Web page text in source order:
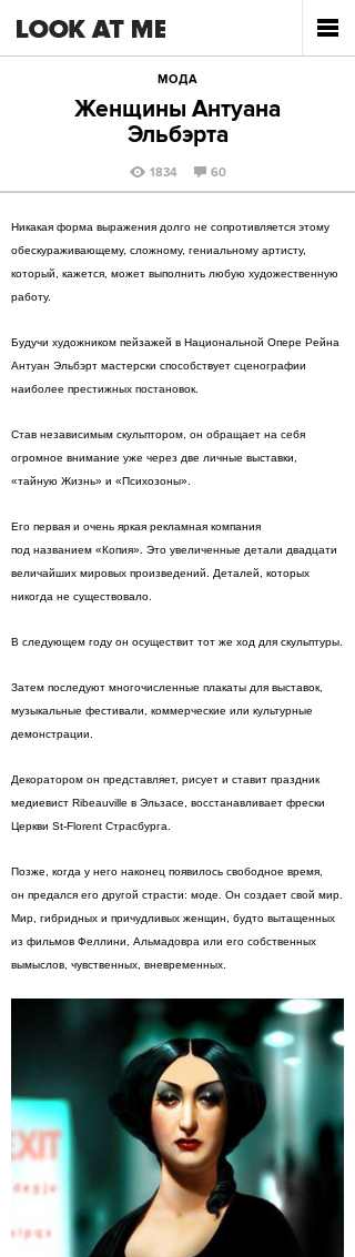
МОДА
Женщины Антуана
Эльбэрта
1834 60
Никакая форма выражения долго не сопротивляется этому
обескураживающему, сложному, гениальному артисту,
который, кажется, может выполнить любую художественную
работу.
Будучи художником пейзажей в Национальной Опере Рейна
Антуан Эльбэрт мастерски способствует сценографии
наиболее престижных постановок.
Став независимым скульптором, он обращает на себя
огромное внимание уже через две личные выставки,
«тайную Жизнь» и «Психозоны».
Его первая и очень яркая рекламная компания
под названием «Копия». Это увеличенные детали двадцати
величайших мировых произведений. Деталей, которых
никогда не существовало.
В следующем году он осуществит тот же ход для скульптуры.
Затем последуют многочисленные плакаты для выставок,
музыкальные фестивали, коммерческие или культурные
демонстрации.
Декоратором он представляет, рисует и ставит праздник
медиевист Ribeauville в Эльзасе, восстанавливает фрески
Церкви St-Florent Страсбурга.
Позже, когда у него наконец появилось свободное время,
он предался его другой страсти: моде. Он создает свой мир.
Мир, гибридных и причудливых женщин, будто вытащенных
из фильмов Феллини, Альмадовра или его собственных
вымыслов, чувственных, вневременных.